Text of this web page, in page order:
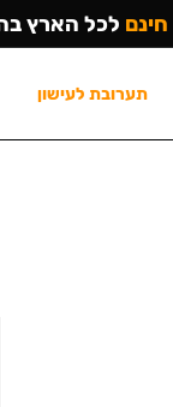
חינם לכל הארץ
תערובת לעישון